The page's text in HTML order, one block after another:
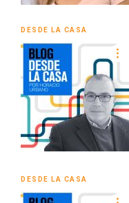
DESDE LA CASA
DESDE LA CASA